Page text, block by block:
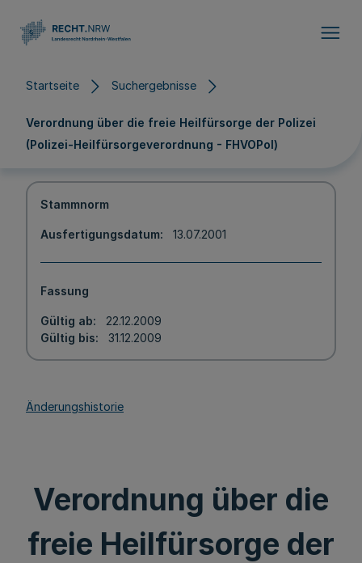
Startseite Suchergebnisse
Verordnung über die freie Heilfürsorge der Polizei
(Polizei-Heilfürsorgeverordnung - FHVOPol)
Stammnorm
Ausfertigungsdatum 13.07.2001
Fassung
Gültig ab
22.12.2009
Gültig bis
31.12.2009
Änderungshistorie
Verordnung über die
freie Heilfürsorge der